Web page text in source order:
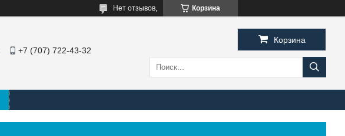
Корзина
Нет отзывов,
+7 (707) 722-43-32
Корзина